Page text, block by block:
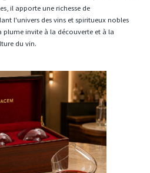
il apporte une richesse de
l'univers des vins et spiritueux nobles
plume invite à la découverte et à la
du vin.